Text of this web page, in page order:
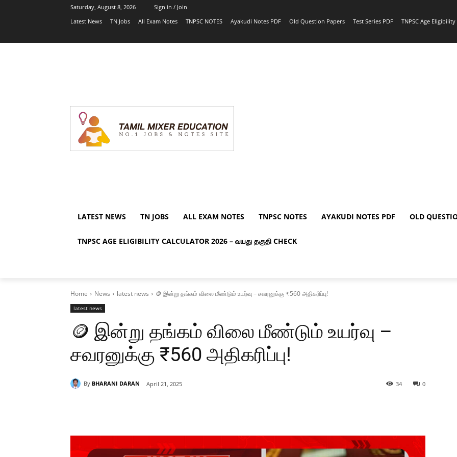
Saturday, August 8, 2026
Sign in / Join
Latest News
TN Jobs All Exam Notes TNPSC NOTES Ayakudi Notes PDF Old Question Papers Test Series PDF TNPSC Age
LATEST NEWS TN JOBS ALL EXAM NOTES TNPSC NOTES AYAKUDI NOTES PDF OLD
TNPSC AGE ELIGIBILITY CALCULATOR 2026 – வயது தகுதி CHECK
Home News latest news 🪙 இன்று தங்கம் விலை மீண்டும் உயர்வு – சவரனுக்கு ₹560 அதிகரிப்பு!
latest news
🪙 இன்று தங்கம் விலை மீண்டும் உயர்வு –
சவரனுக்கு ₹560 அதிகரிப்பு!
By BHARANI DARAN April 21, 2025 0
34